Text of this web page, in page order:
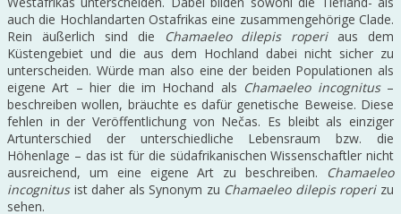
auch die Hochlandarten Ostafrikas eine zusammengehörige Clade.
Rein äußerlich sind die
Chamaeleo dilepis roperiaus dem
Küstengebiet und die aus dem Hochland dabei nicht sicher zu
unterscheiden. Würde man also eine der beiden Populationen als
eigene Art – hier die im Hochand als Chamaeleo incognitus–
beschreiben wollen, bräuchte es dafür genetische Beweise. Diese
fehlen in der Veröffentlichung von Nečas. Es bleibt als einziger
Artunterschied der unterschiedliche Lebensraum bzw. die
Höhenlage – das ist für die südafrikanischen Wissenschaftler nicht
ausreichend, um eine eigene Art zu beschreiben.
Chamaeleo
incognitusist daher als Synonym zu Chamaeleo dilepis roperizu
sehen.